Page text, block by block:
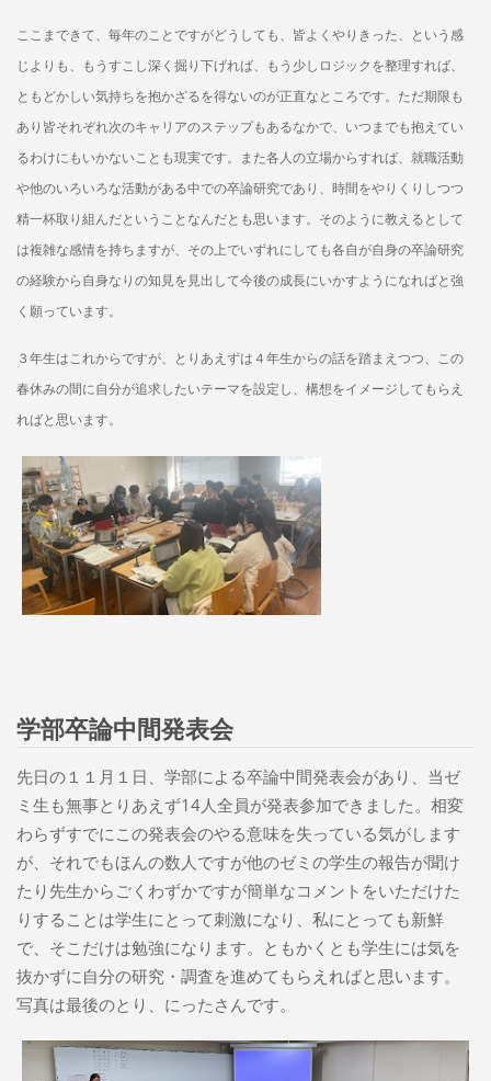
ここまできて、毎年のことですがどうしても、皆よくやりきった、という感
じよりも、もうすこし深く掘り下げれば、もう少しロジックを整理すれば、
ともどかしい気持ちを抱かざるを得ないのが正直なところです。ただ期限も
あり皆それぞれ次のキャリアのステップもあるなかで、いつまでも抱えてい
るわけにもいかないことも現実です。また各人の立場からすれば、就職活動
や他のいろいろな活動がある中での卒論研究であり、時間をやりくりしつつ
精一杯取り組んだということなんだとも思います。そのように教えるとして
は複雑な感情を持ちますが、その上でいずれにしても各自が自身の卒論研究
の経験から自身なりの知見を見出して今後の成長にいかすようになればと強
く願っています。
３年生はこれからですが、とりあえずは４年生からの話を踏まえつつ、この
春休みの間に自分が追求したいテーマを設定し、構想をイメージしてもらえ
ればと思います。
学部卒論中間発表会
先日の１１月１日、学部による卒論中間発表会があり、当ゼ
ミ生も無事とりあえず14人全員が発表参加できました。相変
わらずすでにこの発表会のやる意味を失っている気がします
が、それでもほんの数人ですが他のゼミの学生の報告が聞け
たり先生からごくわずかですが簡単なコメントをいただけた
りすることは学生にとって刺激になり、私にとっても新鮮
で、そこだけは勉強になります。ともかくとも学生には気を
抜かずに自分の研究・調査を進めてもらえればと思います。
写真は最後のとり、にったさんです。